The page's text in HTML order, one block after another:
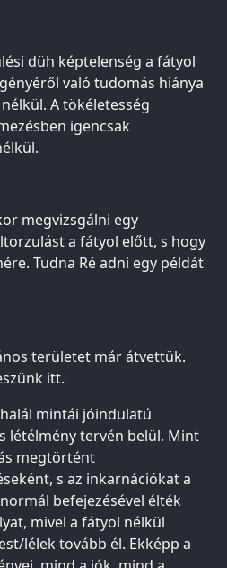
düh képtelenség a fátyol
való tudomás hiánya
A tökéletesség
igencsak
megvizsgálni egy
a fátyol előtt, s hogy
Tudna Ré adni egy példát
területet már átvettük.
itt.
mintái jóindulatú
létélmény tervén belül. Mint
megtörtént
s az inkarnációkat a
befejezésével élték
mivel a fátyol nélkül
lélek tovább él. Ekképp a